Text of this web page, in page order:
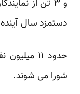
و ۳ تن از
دستمزد سال
حدود ۱۱
شورا می شوند.